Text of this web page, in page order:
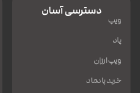
دسترسی آسان
ویپ
پاد
ویپ ارزان
خرید پادماد